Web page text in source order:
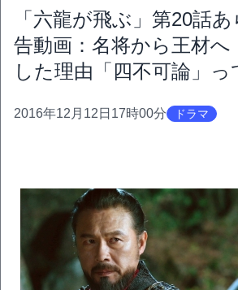
「六龍が飛ぶ」第20話
告動画：名将から王材へ
した理由「四不可論」っ
2016年12月12日17時00分 ドラマ